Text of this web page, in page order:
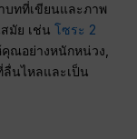
ทที่เขียนและภาพ
สมัย เช่นโซระ 2
คุณอย่างหนักหน่วง,
ลื่นไหลและเป็น